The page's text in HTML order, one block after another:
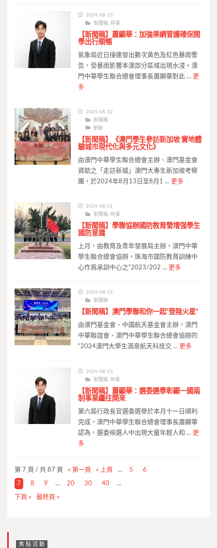
2024-08-23
新聞稿, 時事
【新聞稿】蕭顯華：加強渠網管護確保開
學出行順暢
氣象局近日接連發出數次黃色及紅色暴雨警
告，受暴雨影響本澳部分區域出現水浸。澳
門中華學生聯合總會理事長蕭顯華對此 … 更
多
2024-08-22
新聞稿
學聯
【新聞稿】《澳門學生參訪新加坡 實地體
驗城市現代化與多元文化》
由澳門中華學生聯合總會主辦、澳門基金會
資助之「走訪新城」澳門大專生新加坡考察
團，於2024年8月13日至8月1 … 更多
2024-08-21
新聞稿, 時事
【新聞稿】學聯協辦國防教育營增强學生
國防意識
上月，由教育及青年發展局主辦，澳門中華
學生聯合總會協辦，珠海市國防教育訓練中
心作爲承訓中心之“2023/202 … 更多
2024-08-15
新聞稿
【新聞稿】澳門學聯和你一起“登陸火星”
由澳門基金會、中國航天基金會主辦，澳門
中華聯誼會、澳門中華學生聯合總會協辦的
“2024澳門大學生酒泉航天科技交 … 更多
2024-08-13
新聞稿 時事
【新聞稿】蕭顯華：選委選舉彰顯一國兩
制事業繼往開來
第六屆行政長官選委選舉於本月十一日順利
完成，澳門中華學生聯合總會理事長蕭顯華
認為，選委候選人中出現大量年輕人和 … 更
多
第 7 頁 / 共 87 頁 « 第一頁 « 上頁 ... 5 6
7 8 9 ... 20 30 40 ...
下頁 » 最終頁 »
焦點活動